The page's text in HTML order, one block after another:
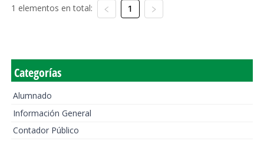
1 elementos en total: 1
Categorías
Alumnado
Información General
Contador Público